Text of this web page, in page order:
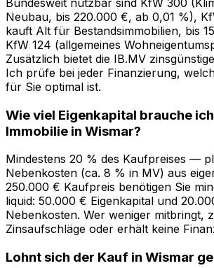
Neubau, bis 220.000 €, ab 0,01 %),
kauft Alt für Bestandsimmobilien, bis
KfW 124 (allgemeines
Zusätzlich bietet die IB.MV
Ich prüfe bei jeder Finanzierung,
für Sie optimal ist.
Wie viel Eigenkapital brauche
Immobilie in Wismar?
Mindestens 20 % des Kaufpreises —
Nebenkosten (ca. 8 % in MV) aus
250.000 € Kaufpreis benötigen Sie
liquid: 50.000 € Eigenkapital und
Nebenkosten. Wer weniger mitbringt,
Zinsaufschläge oder erhält keine
Lohnt sich der Kauf in Wismar